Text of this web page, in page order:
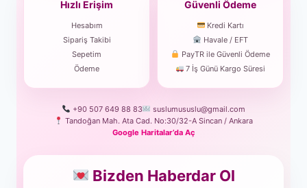
Hızlı Erişim
Hesabım
Sipariş Takibi
Sepetim
Ödeme
Güvenli Ödeme
Kredi Kartı
Havale / EFT
PayTR ile Güvenli Ödeme
7 İş Günü Kargo Süresi
+90 507 649 88 83
suslumususlu@gmail.com
Tandoğan Mah. Ata Cad. No:30/32-A Sincan / Ankara
Google Haritalar’da Aç
Bizden Haberdar Ol